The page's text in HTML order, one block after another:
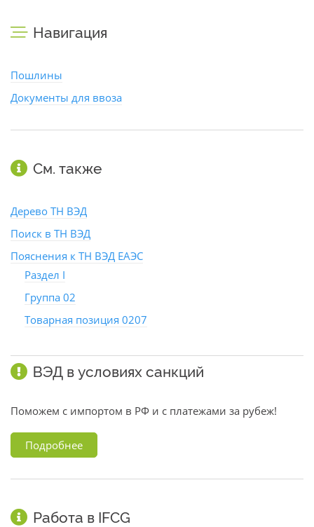
Навигация
Пошлины
Документы для ввоза
См. также
Дерево ТН ВЭД
Поиск в ТН ВЭД
Пояснения к ТН ВЭД ЕАЭС
Раздел I
Группа 02
Товарная позиция 0207
ВЭД в условиях санкций
Поможем с импортом в РФ и с платежами за рубеж!
Подробнее
Работа в IFCG